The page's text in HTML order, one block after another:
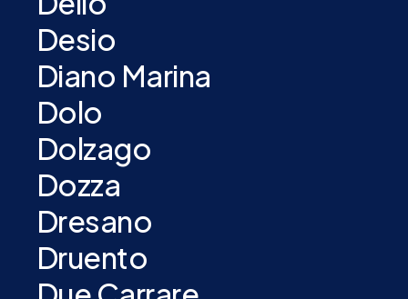
Desio
Diano Marina
Dolo
Dolzago
Dozza
Dresano
Druento